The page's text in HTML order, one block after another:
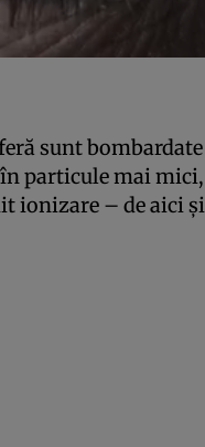
sunt
în particule mai
ionizare – de aici